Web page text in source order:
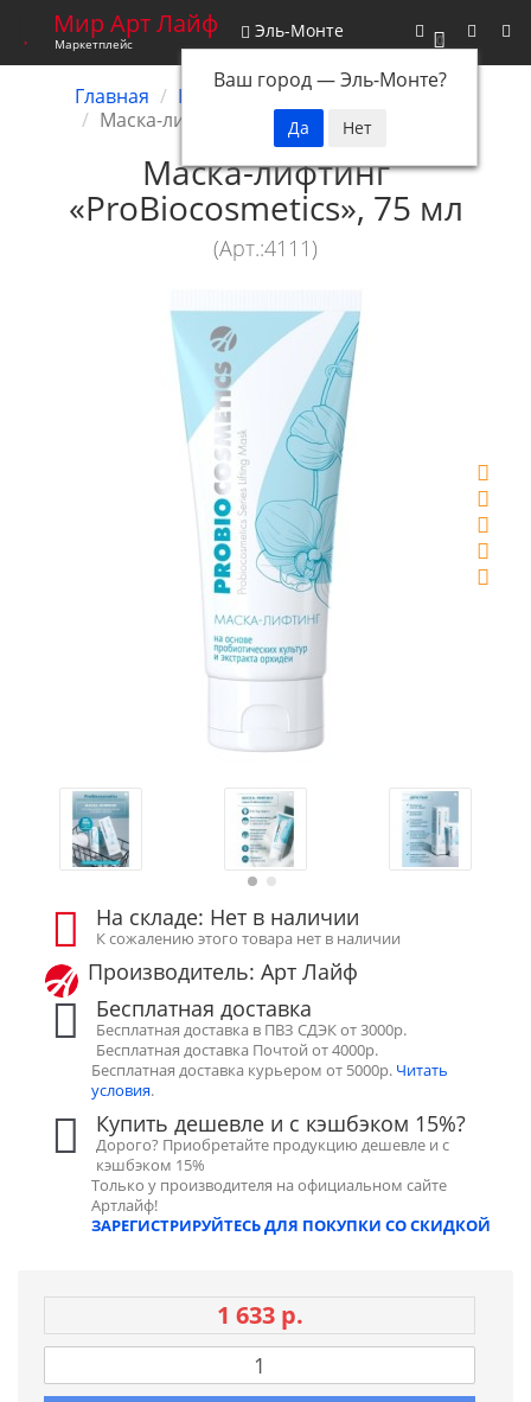
0
Мир Арт Лайф
Маркетплейс
Эль-Монте
Ваш город —Эль-Монте?
Главная Косметика
ProBioCosmetics
Маска-лифтинг ProBioCosmetics, 75 мл
Маска-лифтинг
«ProBiocosmetics», 75 мл
(Арт.:4111)
На складе: Нет в наличии
К сожалению этого товара нет в наличии
Производитель: Арт Лайф
Бесплатная доставка
Бесплатная доставка в ПВЗ СДЭК от 3000р.
Бесплатная доставка Почтой от 4000р.
Бесплатная доставка курьером от 5000р. Читать
условия.
Купить дешевле и с кэшбэком 15%?
Дорого? Приобретайте продукцию дешевле и с
кэшбэком 15%
Только у производителя на официальном сайте
Артлайф!
ЗАРЕГИСТРИРУЙТЕСЬ ДЛЯ ПОКУПКИ СО СКИДКОЙ
1 633 р.